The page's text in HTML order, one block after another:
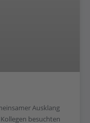
Ausklang
besuchten